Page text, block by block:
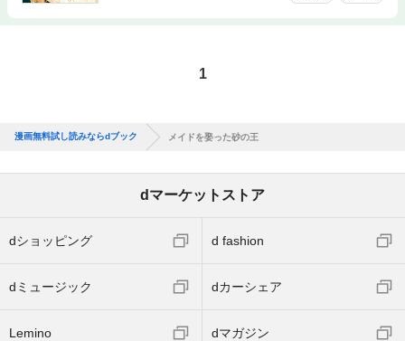
1
漫画無料試し読みならdブック メイドを娶った砂の王
dマーケットストア
dショッピング d fashion
dミュージック dカーシェア
Lemino dマガジン